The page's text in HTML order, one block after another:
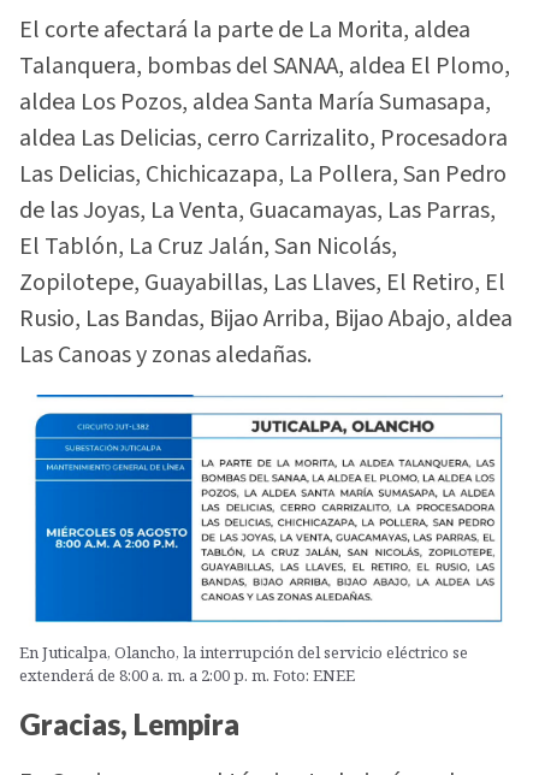
El corte afectará la parte de La Morita, aldea
Talanquera, bombas del SANAA, aldea El Plomo,
aldea Los Pozos, aldea Santa María Sumasapa,
aldea Las Delicias, cerro Carrizalito, Procesadora
Las Delicias, Chichicazapa, La Pollera, San Pedro
de las Joyas, La Venta, Guacamayas, Las Parras,
El Tablón, La Cruz Jalán, San Nicolás,
Zopilotepe, Guayabillas, Las Llaves, El Retiro, El
Rusio, Las Bandas, Bijao Arriba, Bijao Abajo, aldea
Las Canoas y zonas aledañas.
En Juticalpa, Olancho, la interrupción del servicio eléctrico se
extenderá de 8:00 a. m. a 2:00 p. m. Foto: ENEE
Gracias, Lempira